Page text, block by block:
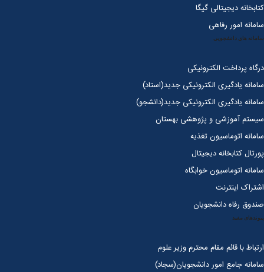
کتابخانه دیجیتالی گیگا
سامانه امور رفاهی
سامانه های دانشجویی
درگاه پرداخت الکترونیکی
سامانه یادگیری الکترونیکی جدید(استاد)
سامانه یادگیری الکترونیکی جدید(دانشجو)
سیستم آموزشی و پژوهشی بهستان
سامانه اتوماسیون تغذیه
پورتال کتابخانه دیجیتال
سامانه اتوماسیون خوابگاه
اشتراک اینترنت
صندوق رفاه دانشجویان
پیوندهای مفید
ارتباط با قائم مقام محترم وزیر علوم
سامانه جامع امور دانشجویان(سجاد)